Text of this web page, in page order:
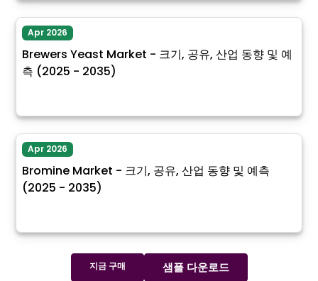
Apr 2026
Brewers Yeast Market - 크기, 공유, 산업 동향 및 예
측 (2025 - 2035)
Apr 2026
Bromine Market - 크기, 공유, 산업 동향 및 예측
(2025 - 2035)
지금 구매 샘플 다운로드